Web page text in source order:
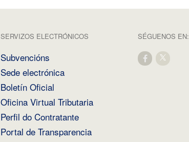
SERVIZOS ELECTRÓNICOS
Subvencións
Sede electrónica
Boletín Oficial
Oficina Virtual Tributaria
Perfil do Contratante
Portal de Transparencia
SÉGUENOS EN: